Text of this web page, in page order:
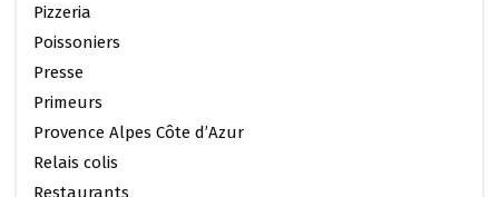
Pizzeria
Poissoniers
Presse
Primeurs
Provence Alpes Côte d’Azur
Relais colis
Restaurants